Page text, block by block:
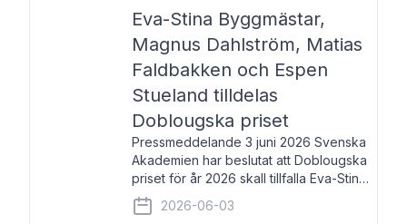
Eva-Stina Byggmästar,
Magnus Dahlström, Matias
Faldbakken och Espen
Stueland tilldelas
Doblougska priset
Pressmeddelande 3 juni 2026 Svenska
Akademien har beslutat att Doblougska
priset för år 2026 skall tillfalla Eva-Stina
Byggmästar, Magnus Dahlström, Matias
Faldbakken samt Espen Stueland.
2026-06-03